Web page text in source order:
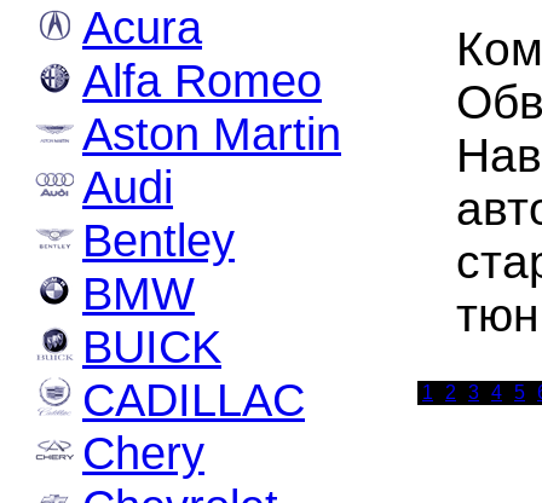
Acura
Alfa Romeo
Aston Martin
Audi
Bentley
BMW
BUICK
CADILLAC
Chery
1 2 3 4 5